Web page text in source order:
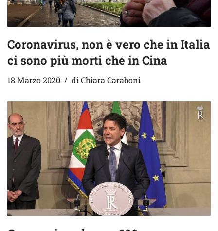
Coronavirus, non è vero che in Italia
ci sono più morti che in Cina
18 Marzo 2020 di Chiara Caraboni